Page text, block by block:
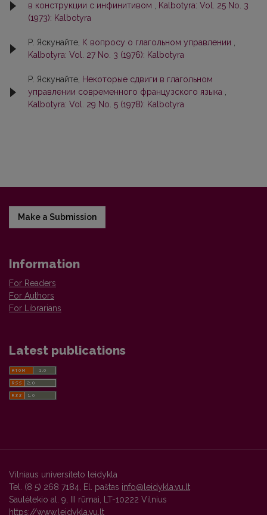
в конструкции с инфинитивом
Kalbotyra: Vol. 25 No. 3
(1973): Kalbotyra
Р. Яскунайте, К вопросу о глагольном управлении
Kalbotyra: Vol. 27 No. 3 (1976): Kalbotyra
Р. Яскунайте, Некоторые сдвиги в глагольном
управлении современного французского языка
Kalbotyra: Vol. 29 No. 5 (1978): Kalbotyra
Make a Submission
Information
For Readers
For Authors
For Librarians
Latest publications
Vilniaus universiteto leidykla
Tel. (8 5) 268 7184, El. paštas info@leidykla.vu.lt
Saulėtekio al. 9, III rūmai, LT-10222 Vilnius
https://www.leidykla.vu.lt